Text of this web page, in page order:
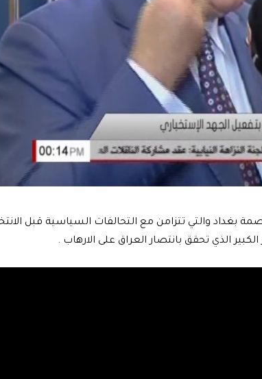
بغداد والتي تتزامن مع التحالفات السياسية قبل
الذي تحقق بانتصار العراق على الارهاب .